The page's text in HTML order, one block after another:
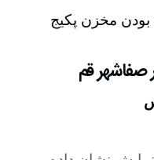
بودن مخزن پکیج
صفاشهر قم